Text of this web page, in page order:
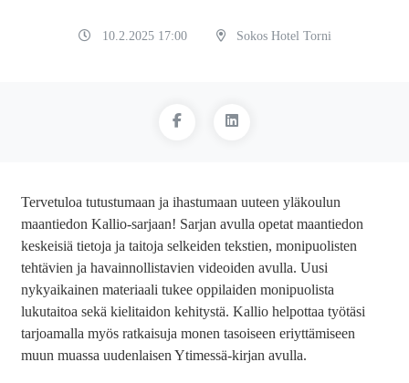
10.2.2025 17:00 Sokos Hotel Torni
Tervetuloa tutustumaan ja ihastumaan uuteen yläkoulun
maantiedon Kallio-sarjaan! Sarjan avulla opetat maantiedon
keskeisiä tietoja ja taitoja selkeiden tekstien, monipuolisten
tehtävien ja havainnollistavien videoiden avulla. Uusi
nykyaikainen materiaali tukee oppilaiden monipuolista
lukutaitoa sekä kielitaidon kehitystä. Kallio helpottaa työtäsi
tarjoamalla myös ratkaisuja monen tasoiseen eriyttämiseen
muun muassa uudenlaisen Ytimessä-kirjan avulla.